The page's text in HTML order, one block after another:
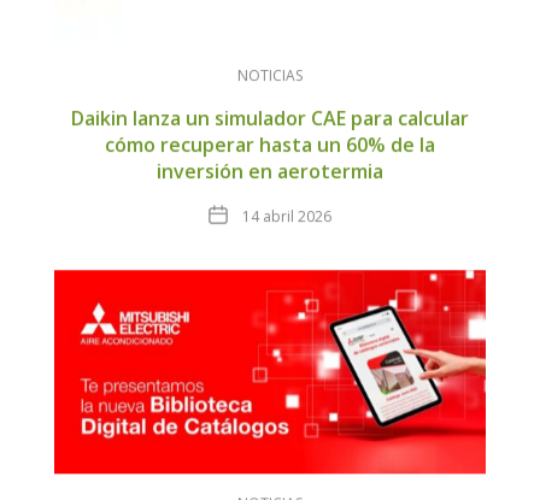
NOTICIAS
Daikin lanza un simulador CAE para calcular
cómo recuperar hasta un 60% de la
inversión en aerotermia
Fecha14 abril 2026